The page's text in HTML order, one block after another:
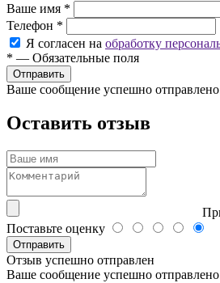
Ваше имя *
Телефон *
Я согласен на обработку
* — Обязательные поля
Ваше сообщение успешно
Оставить отзыв
Поставьте оценку
Отправить
Отзыв успешно отправлен
Ваше сообщение успешно